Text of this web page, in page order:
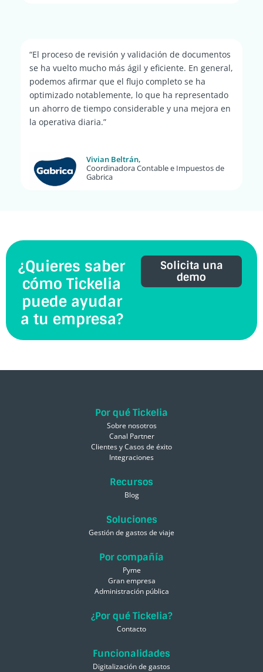
“El proceso de revisión y validación de documentos
se ha vuelto mucho más ágil y eficiente. En general,
podemos afirmar que el flujo completo se ha
optimizado notablemente, lo que ha representado
un ahorro de tiempo considerable y una mejora en
la operativa diaria.”
Vivian Beltrán,
Coordinadora Contable e Impuestos de
Gabrica
¿Quieres saber
cómo Tickelia
puede ayudar
a tu empresa?
Solicita una
demo
Por qué Tickelia
Sobre nosotros
Canal Partner
Clientes y Casos de éxito
Integraciones
Recursos
Blog
Soluciones
Gestión de gastos de viaje
Por compañía
Pyme
Gran empresa
Administración pública
¿Por qué Tickelia?
Contacto
Funcionalidades
Digitalización de gastos